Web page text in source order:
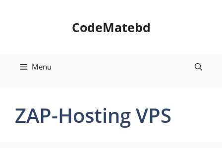
CodeMatebd
Menu
ZAP-Hosting VPS